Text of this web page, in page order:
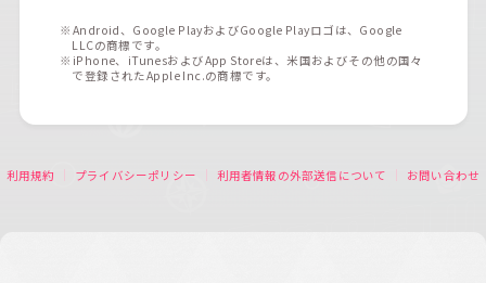
※Android、Google PlayおよびGoogle Playロゴは、Google
LLCの商標です。
※iPhone、iTunesおよびApp Storeは、米国およびその他の国々
で登録されたApple Inc.の商標です。
利用規約 プライバシーポリシー 利用者情報の外部送信について お問い合わせ